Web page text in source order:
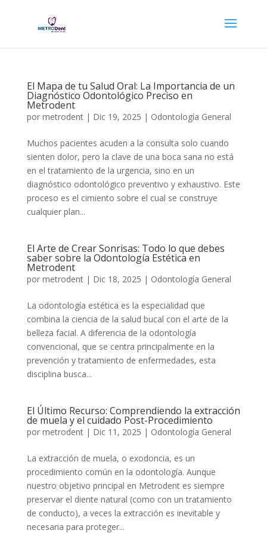
El Mapa de tu Salud Oral: La Importancia de un
Diagnóstico Odontológico Preciso en
Metrodent
por metrodent| Dic 19, 2025 | Odontología General
Muchos pacientes acuden a la consulta solo cuando
sienten dolor, pero la clave de una boca sana no está
en el tratamiento de la urgencia, sino en un
diagnóstico odontológico preventivo y exhaustivo. Este
proceso es el cimiento sobre el cual se construye
cualquier plan...
El Arte de Crear Sonrisas: Todo lo que debes
saber sobre la Odontología Estética en
Metrodent
por metrodent| Dic 18, 2025 | Odontología General
La odontología estética es la especialidad que
combina la ciencia de la salud bucal con el arte de la
belleza facial. A diferencia de la odontología
convencional, que se centra principalmente en la
prevención y tratamiento de enfermedades, esta
disciplina busca...
El Último Recurso: Comprendiendo la extracción
de muela y el cuidado Post-Procedimiento
por metrodent| Dic 11, 2025 | Odontología General
La extracción de muela, o exodoncia, es un
procedimiento común en la odontología. Aunque
nuestro objetivo principal en Metrodent es siempre
preservar el diente natural (como con un tratamiento
de conducto), a veces la extracción es inevitable y
necesaria para proteger...